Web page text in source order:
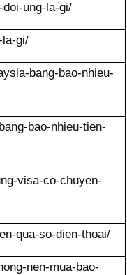
doi-ung-la-gi/
la-gi/
bang-bao-nhieu-
bao-nhieu-tien-
visa-co-chuyen-
qua-so-dien-thoai/
nen-mua-bao-